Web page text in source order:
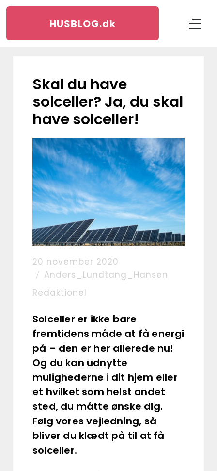
HUSBLOG.dk
Skal du have
solceller? Ja, du skal
have solceller!
20 november 2020
Anders_Lundtang_Hansen
Redaktionel
Solceller er ikke bare
fremtidens måde at få energi
på – den er her allerede nu!
Og du kan udnytte
mulighederne i dit hjem eller
et hvilket som helst andet
sted, du måtte ønske dig.
Følg vores vejledning, så
bliver du klædt på til at få
solceller.